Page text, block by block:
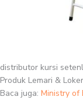
distributor kursi
Produk Lemari &
Baca juga: Ministry of